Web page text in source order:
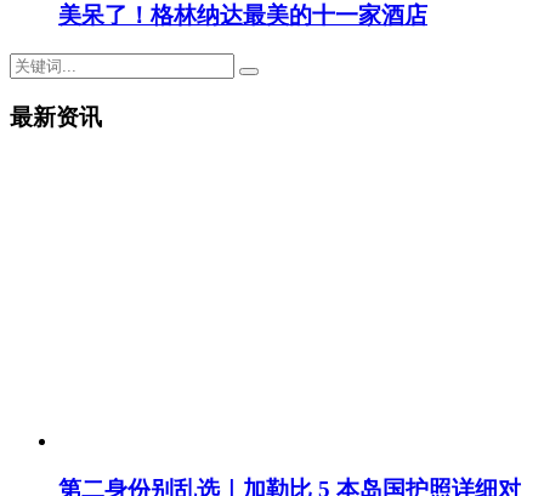
美呆了！格林纳达最美的十一家酒店
最新资讯
第二身份别乱选｜加勒比 5 本岛国护照详细对